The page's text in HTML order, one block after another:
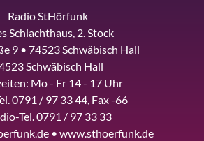
Radio StHörfunk
Schlachthaus, 2. Stock
9 • 74523 Schwäbisch Hall
Schwäbisch Hall
Mo - Fr 14 - 17 Uhr
0791 / 97 33 44, Fax -66
Tel. 0791 / 97 33 33
• www.sthoerfunk.de